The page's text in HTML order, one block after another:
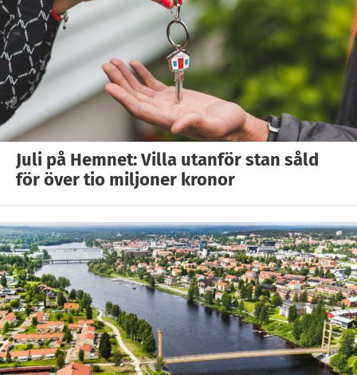
Juli på Hemnet: Villa utanför stan såld
för över tio miljoner kronor